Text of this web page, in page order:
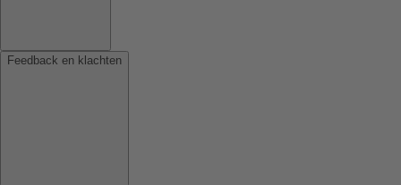
Feedback en klachten